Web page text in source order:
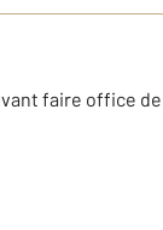
faire office